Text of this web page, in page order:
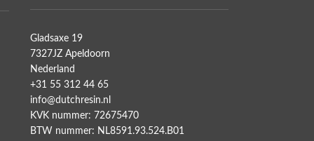
Gladsaxe 19
7327JZ Apeldoorn
Nederland
+31 55 312 44 65
info@dutchresin.nl
KVK nummer: 72675470
BTW nummer: NL8591.93.524.B01